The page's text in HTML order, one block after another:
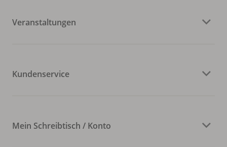
Veranstaltungen
Kundenservice
Mein Schreibtisch / Konto